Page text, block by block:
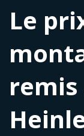
Le
remis